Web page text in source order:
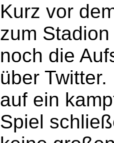
Kurz vor
zum
noch die
über
auf ein
Spiel